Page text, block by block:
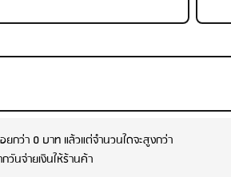
กว่า 0 บาท แล้วแต่จำนวนใดจะสูงกว่า
วันจ่ายเงินให้ร้านค้า